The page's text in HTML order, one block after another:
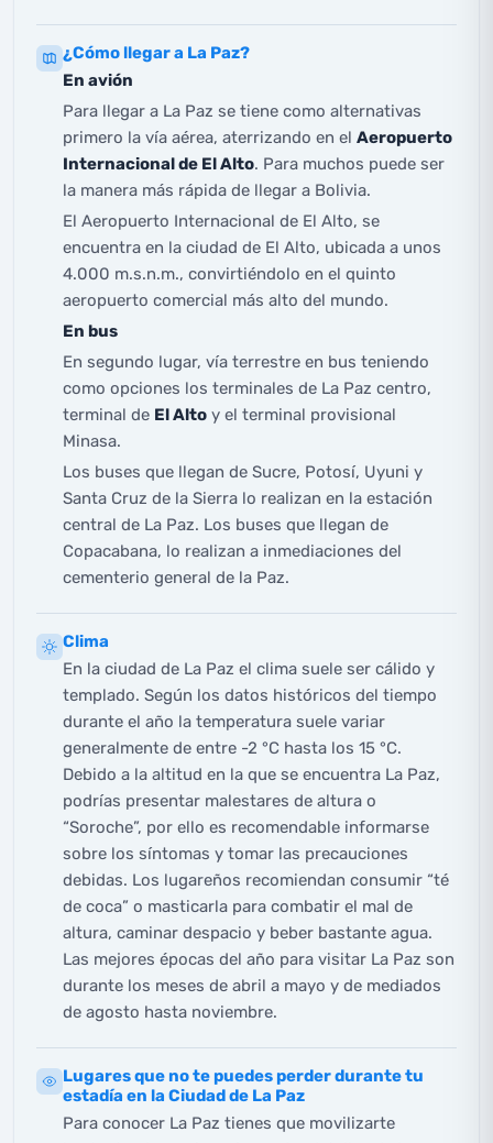
¿Cómo llegar a La Paz?
En avión
Para llegar a La Paz se tiene como alternativas
primero la vía aérea, aterrizando en el Aeropuerto
Internacional de El Alto. Para muchos puede ser
la manera más rápida de llegar a Bolivia.
El Aeropuerto Internacional de El Alto, se
encuentra en la ciudad de El Alto, ubicada a unos
4.000 m.s.n.m., convirtiéndolo en el quinto
aeropuerto comercial más alto del mundo.
En bus
En segundo lugar, vía terrestre en bus teniendo
como opciones los terminales de La Paz centro,
terminal de El Alto y el terminal provisional
Minasa.
Los buses que llegan de Sucre, Potosí, Uyuni y
Santa Cruz de la Sierra lo realizan en la estación
central de La Paz. Los buses que llegan de
Copacabana, lo realizan a inmediaciones del
cementerio general de la Paz.
Clima
En la ciudad de La Paz el clima suele ser cálido y
templado. Según los datos históricos del tiempo
durante el año la temperatura suele variar
generalmente de entre -2 °C hasta los 15 °C.
Debido a la altitud en la que se encuentra La Paz,
podrías presentar malestares de altura o
“Soroche”, por ello es recomendable informarse
sobre los síntomas y tomar las precauciones
debidas. Los lugareños recomiendan consumir “té
de coca” o masticarla para combatir el mal de
altura, caminar despacio y beber bastante agua.
Las mejores épocas del año para visitar La Paz son
durante los meses de abril a mayo y de mediados
de agosto hasta noviembre.
Lugares que no te puedes perder durante tu
estadía en la Ciudad de La Paz
Para conocer La Paz tienes que movilizarte